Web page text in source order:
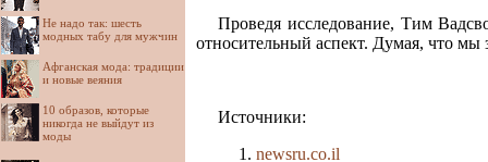
Не надо так: шесть
модных табу для мужчин
Афганская мода: традиции
и новые веяния
10 образов, которые
никогда не выйдут из
моды
Проведя исследование, Тим
относительный аспект. Думая, что мы
Источники:
newsru.co.il